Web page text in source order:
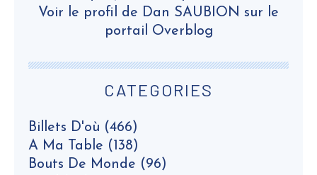
CATEGORIES
Billets D'où (466)
A Ma Table (138)
Bouts De Monde (96)
Voir le profil de Dan SAUBION sur le
portail Overblog